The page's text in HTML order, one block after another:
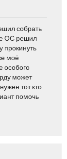
собрать
ОС решил
прокинуть
моё
особого
может
тот кто
помочь